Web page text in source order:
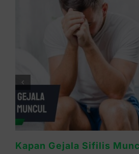
Waspada Sifilis Bintik